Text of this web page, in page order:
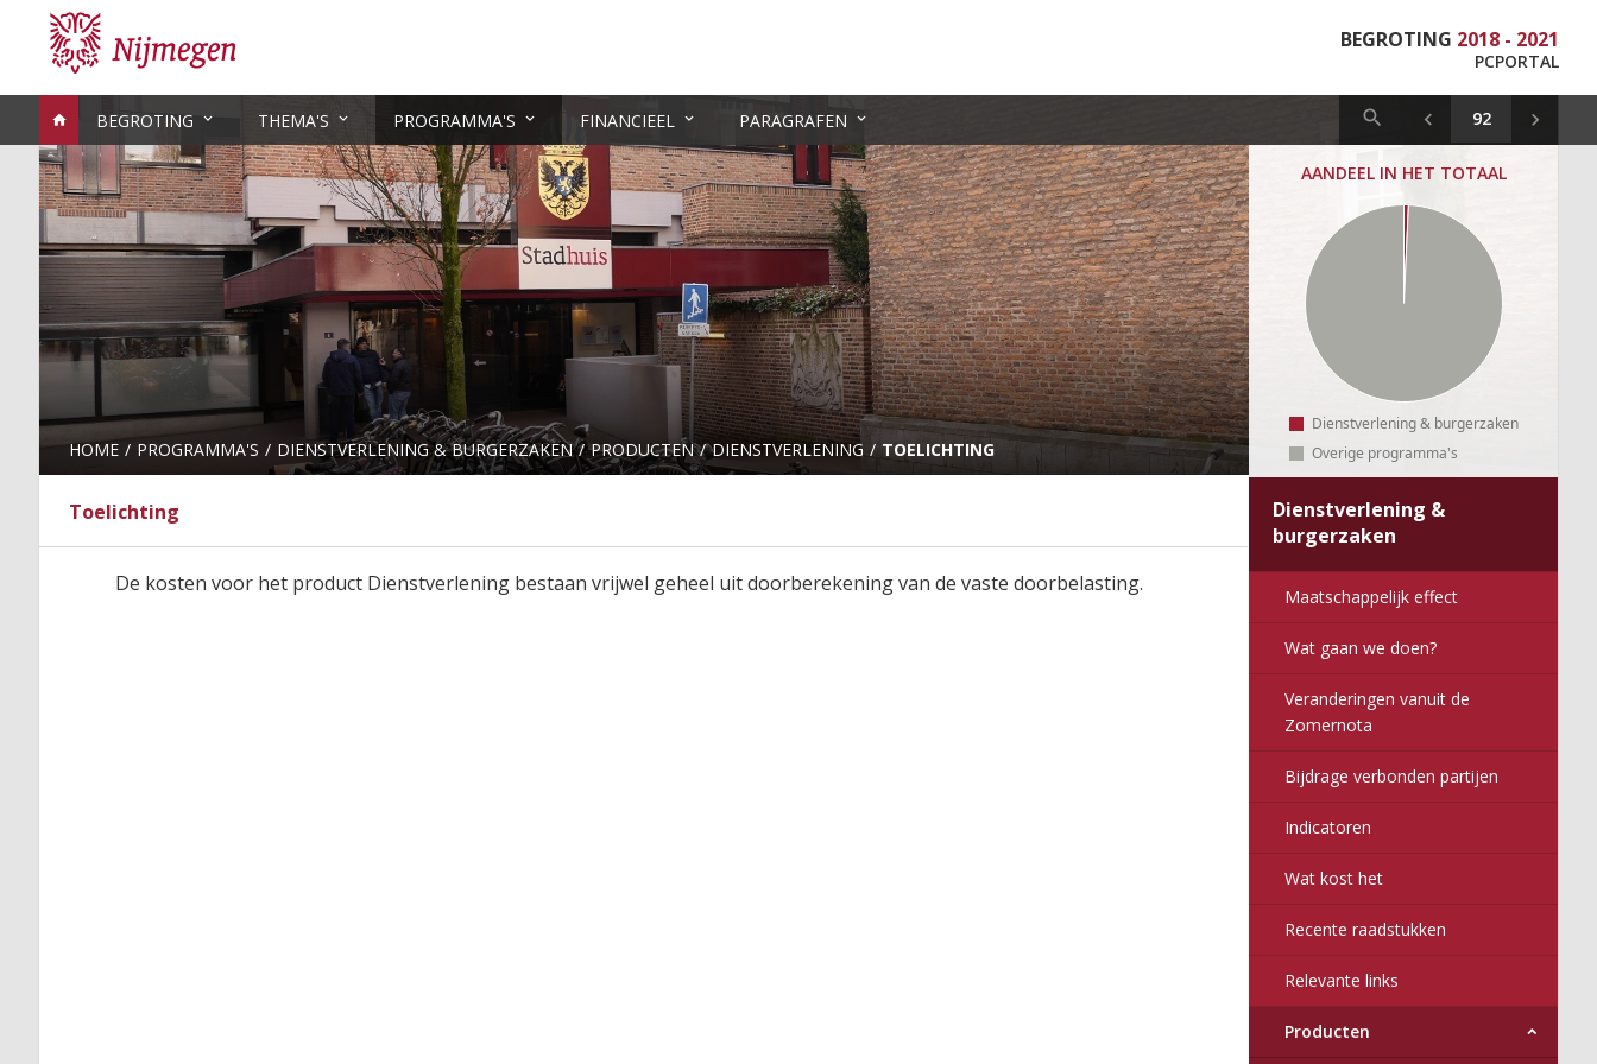
BEGROTING 2018 - 2021
PCPORTAL
BEGROTING THEMA'S PROGRAMMA'S FINANCIEEL PARAGRAFEN
HOME PROGRAMMA'S DIENSTVERLENING & BURGERZAKEN PRODUCTEN DIENSTVERLENING TOELICHTING
AANDEEL IN HET TOTAAL
Dienstverlening & burgerzaken
Overige programma's
Dienstverlening &
burgerzaken
Maatschappelijk effect
Wat gaan we doen?
Veranderingen vanuit de
Zomernota
Bijdrage verbonden partijen
Indicatoren
Wat kost het
Recente raadstukken
Relevante links
Producten
Toelichting
De kosten voor het product Dienstverlening bestaan vrijwel geheel uit doorberekening van de vaste doorbelasting.